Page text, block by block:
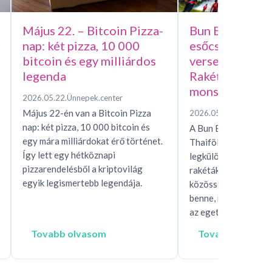
Május 22. – Bitcoin Pizza-
nap: két pizza, 10 000
bitcoin és egy milliárdos
legenda
2026.05.22.Ünnepek.center
Május 22-én van a Bitcoin Pizza
nap: két pizza, 10 000 bitcoin és
egy mára milliárdokat érő történet.
Így lett egy hétköznapi
pizzarendelésből a kriptovilág
egyik legismertebb legendája.
Tovabb olvasom
Bun Bang Fai –
esőcsináló
versenye,
monszunért
2026.05.15.
A Bun Bang Fai
Thaiföld és Laosz
legkülönösebb
rakéták, mítoszok,
közösségi rítusok
benne, miközben
az eget, hogy…
Tovabb